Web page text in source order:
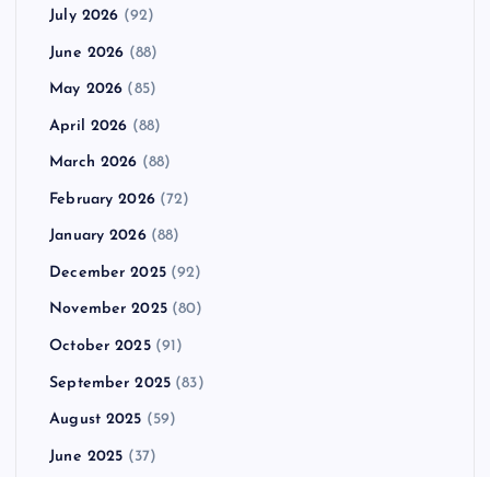
July 2026 (92)
June 2026 (88)
May 2026 (85)
April 2026 (88)
March 2026 (88)
February 2026(72)
January 2026(88)
December 2025(92)
November 2025(80)
October 2025(91)
September 2025 (83)
August 2025 (59)
June 2025 (37)